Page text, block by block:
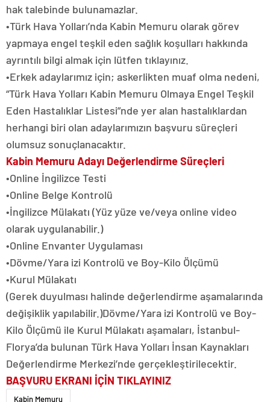
hak talebinde bulunamazlar.
•Türk Hava Yolları’nda Kabin Memuru olarak görev
yapmaya engel teşkil eden sağlık koşulları hakkında
ayrıntılı bilgi almak için lütfen tıklayınız.
•Erkek adaylarımız için; askerlikten muaf olma nedeni,
“Türk Hava Yolları Kabin Memuru Olmaya Engel Teşkil
Eden Hastalıklar Listesi”nde yer alan hastalıklardan
herhangi biri olan adaylarımızın başvuru süreçleri
olumsuz sonuçlanacaktır.
Kabin Memuru Adayı Değerlendirme Süreçleri
•Online İngilizce Testi
•Online Belge Kontrolü
•İngilizce Mülakatı (Yüz yüze ve/veya online video
olarak uygulanabilir.)
•Online Envanter Uygulaması
•Dövme/Yara izi Kontrolü ve Boy-Kilo Ölçümü
•Kurul Mülakatı
(Gerek duyulması halinde değerlendirme aşamalarında
değişiklik yapılabilir.)Dövme/Yara izi Kontrolü ve Boy-
Kilo Ölçümü ile Kurul Mülakatı aşamaları, İstanbul-
Florya’da bulunan Türk Hava Yolları İnsan Kaynakları
Değerlendirme Merkezi’nde gerçekleştirilecektir.
BAŞVURU EKRANI İÇİN TIKLAYINIZ
Kabin Memuru